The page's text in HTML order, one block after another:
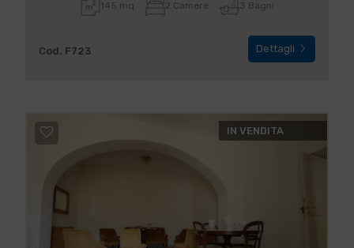
145 mq 2 Camere 3 Bagni
Cod. F723 Dettagli
IN VENDITA